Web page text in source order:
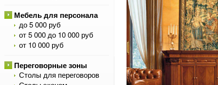
Мебель для персонала
до 5 000 руб
от 5 000 до 10 000 руб
от 10 000 руб
Переговорные зоны
Столы для переговоров